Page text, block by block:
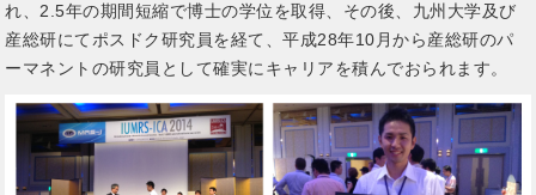
れ、2.5年の期間短縮で博士の学位を取得、その後、九州大学及び
産総研にてポスドク研究員を経て、平成28年10月から産総研のパ
ーマネントの研究員として確実にキャリアを積んでおられます。